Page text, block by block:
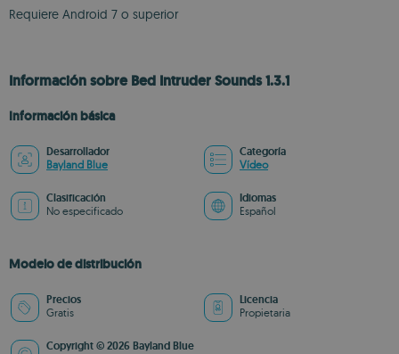
Requiere Android 7 o superior
Información sobre Bed Intruder Sounds 1.3.1
Información básica
Desarrollador
Bayland Blue
Categoría
Vídeo
Clasificación
No especificado
Idiomas
Español
Modelo de distribución
Precios
Gratis
Licencia
Propietaria
Copyright © 2026 Bayland Blue